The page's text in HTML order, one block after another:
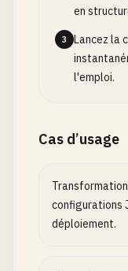
en
3
Lancez la
l'emploi.
Cas d’usage
Transformation
configurations
déploiement.